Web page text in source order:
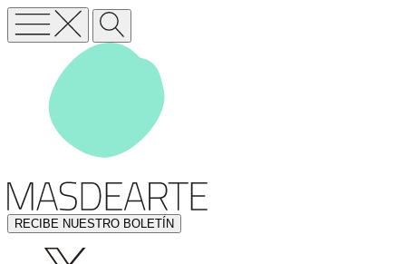
RECIBE NUESTRO BOLETÍN